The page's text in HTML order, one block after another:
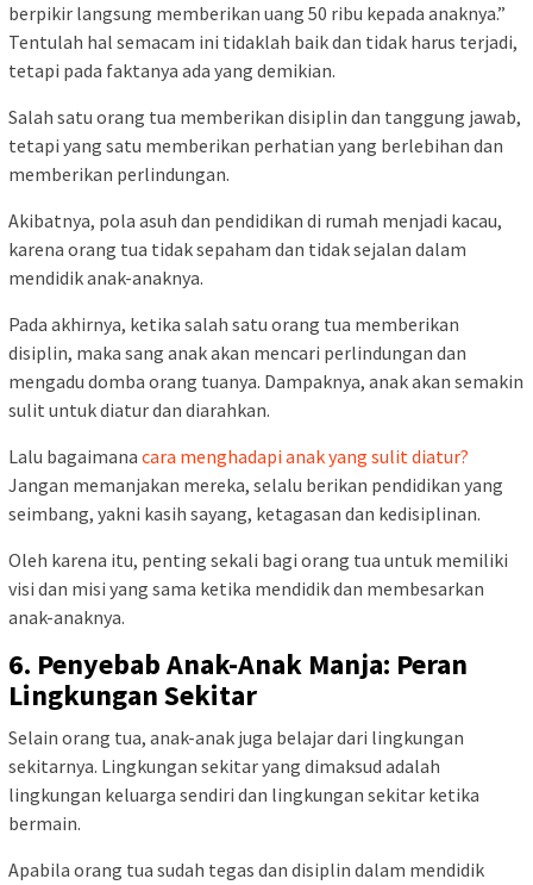
berpikir langsung memberikan uang 50 ribu kepada anaknya.”
Tentulah hal semacam ini tidaklah baik dan tidak harus terjadi,
tetapi pada faktanya ada yang demikian.
Salah satu orang tua memberikan disiplin dan tanggung jawab,
tetapi yang satu memberikan perhatian yang berlebihan dan
memberikan perlindungan.
Akibatnya, pola asuh dan pendidikan di rumah menjadi kacau,
karena orang tua tidak sepaham dan tidak sejalan dalam
mendidik anak-anaknya.
Pada akhirnya, ketika salah satu orang tua memberikan
disiplin, maka sang anak akan mencari perlindungan dan
mengadu domba orang tuanya. Dampaknya, anak akan semakin
sulit untuk diatur dan diarahkan.
Lalu bagaimana cara menghadapi anak yang sulit diatur?
Jangan memanjakan mereka, selalu berikan pendidikan yang
seimbang, yakni kasih sayang, ketagasan dan kedisiplinan.
Oleh karena itu, penting sekali bagi orang tua untuk memiliki
visi dan misi yang sama ketika mendidik dan membesarkan
anak-anaknya.
6. Penyebab Anak-Anak Manja: Peran
Lingkungan Sekitar
Selain orang tua, anak-anak juga belajar dari lingkungan
sekitarnya. Lingkungan sekitar yang dimaksud adalah
lingkungan keluarga sendiri dan lingkungan sekitar ketika
bermain.
Apabila orang tua sudah tegas dan disiplin dalam mendidik